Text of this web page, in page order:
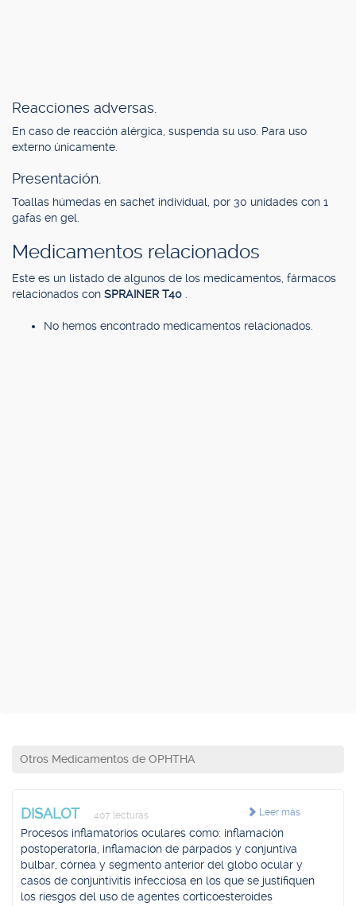
Reacciones adversas.
En caso de reacción alérgica, suspenda su uso. Para uso
externo únicamente.
Presentación.
Toallas húmedas en sachet individual, por 30 unidades con 1
gafas en gel.
Medicamentos relacionados
Este es un listado de algunos de los medicamentos, fármacos
relacionados con SPRAINER T40
No hemos encontrado medicamentos relacionados.
Otros Medicamentos de OPHTHA
Leer más
DISALOT 407 lecturas
Procesos inflamatorios oculares como: inflamación
postoperatoria, inflamación de párpados y conjuntiva
bulbar, córnea y segmento anterior del globo ocular y
casos de conjuntivitis infecciosa en los que se justifiquen
los riesgos del uso de agentes corticoesteroides